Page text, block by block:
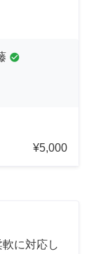
check_circle
¥5,000
に対応し